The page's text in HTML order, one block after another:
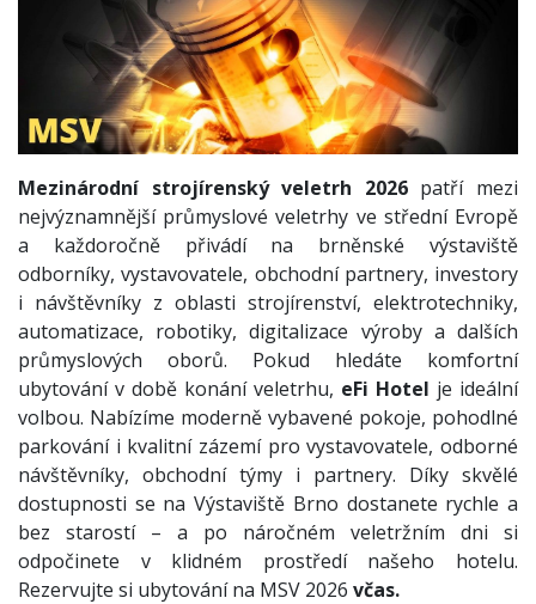
Mezinárodní strojírenský veletrh 2026patří mezi
nejvýznamnější průmyslové veletrhy ve střední Evropě
a každoročně přivádí na brněnské výstaviště
odborníky, vystavovatele, obchodní partnery, investory
i návštěvníky z oblasti strojírenství, elektrotechniky,
automatizace, robotiky, digitalizace výroby a dalších
průmyslových oborů. Pokud hledáte komfortní
ubytování v době konání veletrhu, eFi Hotel je ideální
volbou. Nabízíme moderně vybavené pokoje, pohodlné
parkování i kvalitní zázemí pro vystavovatele, odborné
návštěvníky, obchodní týmy i partnery. Díky skvělé
dostupnosti se na Výstaviště Brno dostanete rychle a
bez starostí – a po náročném veletržním dni si
odpočinete v klidném prostředí našeho hotelu.
Rezervujte si ubytování na MSV 2026 včas.